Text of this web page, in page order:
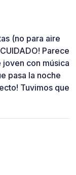
(no para aire
Parece
con música
pasa la noche
Tuvimos que